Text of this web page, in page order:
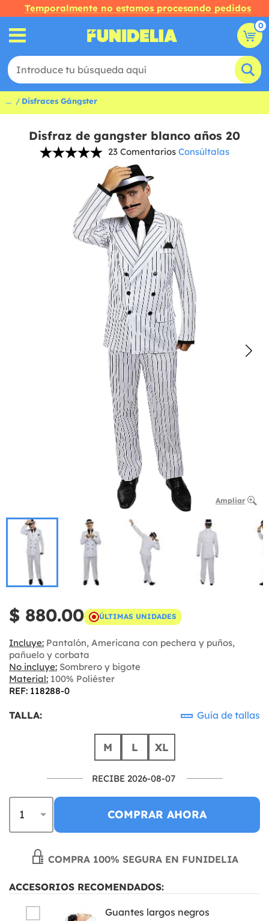
Temporalmente no estamos procesando pedidos
0
... Disfraces Gángster
Disfraz de gangster blanco años 20
23 Comentarios Consúltalas
Ampliar
$ 880.00 ÚLTIMAS UNIDADES
Incluye: Pantalón, Americana con pechera y puños,
pañuelo y corbata
No incluye: Sombrero y bigote
Material: 100% Poliéster
REF: 118288-0
TALLA: Guía de tallas
M L XL
RECIBE 2026-08-07
COMPRAR AHORA
COMPRA 100% SEGURA EN FUNIDELIA
ACCESORIOS RECOMENDADOS:
Guantes largos negros